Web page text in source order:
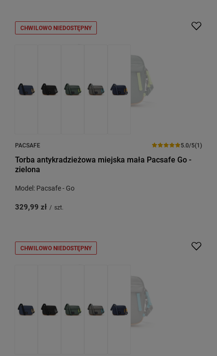
CHWILOWO NIEDOSTĘPNY
PACSAFE 5.0/5(1)
Torba antykradzieżowa miejska mała Pacsafe Go -
zielona
Model: Pacsafe - Go
329,99 zł / szt.
CHWILOWO NIEDOSTĘPNY